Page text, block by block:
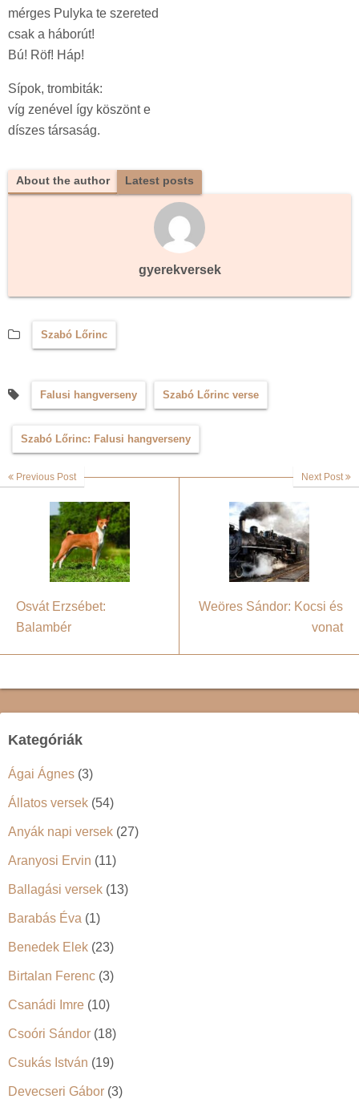
mérges Pulyka te szereted
csak a háborút!
Bú! Röf! Háp!
Sípok, trombiták:
víg zenével így köszönt e
díszes társaság.
About the author Latest posts
gyerekversek
Szabó Lőrinc
Falusi hangverseny Szabó Lőrinc verse
Szabó Lőrinc: Falusi hangverseny
Previous Post
Osvát Erzsébet:
Balambér
Next Post
Weöres Sándor: Kocsi és
vonat
Kategóriák
Ágai Ágnes (3)
Állatos versek (54)
Anyák napi versek (27)
Aranyosi Ervin (11)
Ballagási versek (13)
Barabás Éva (1)
Benedek Elek (23)
Birtalan Ferenc (3)
Csanádi Imre (10)
Csoóri Sándor (18)
Csukás István (19)
Devecseri Gábor (3)